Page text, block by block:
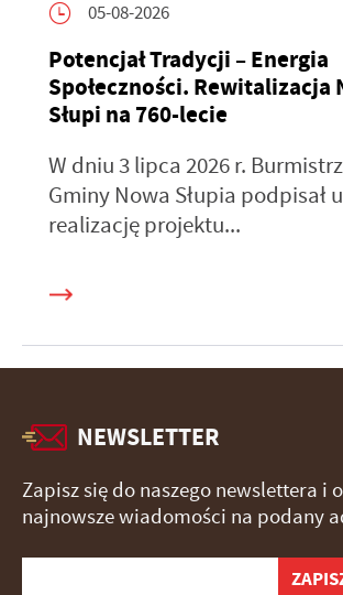
05-08-2026
Potencjał Tradycji – Energia
Społeczności. Rewitalizacja
Słupi na 760-lecie
W dniu 3 lipca 2026 r.
Gminy Nowa Słupia podpisał
realizację projektu...
NEWSLETTER
Zapisz się do naszego newslettera i
najnowsze wiadomości na podany